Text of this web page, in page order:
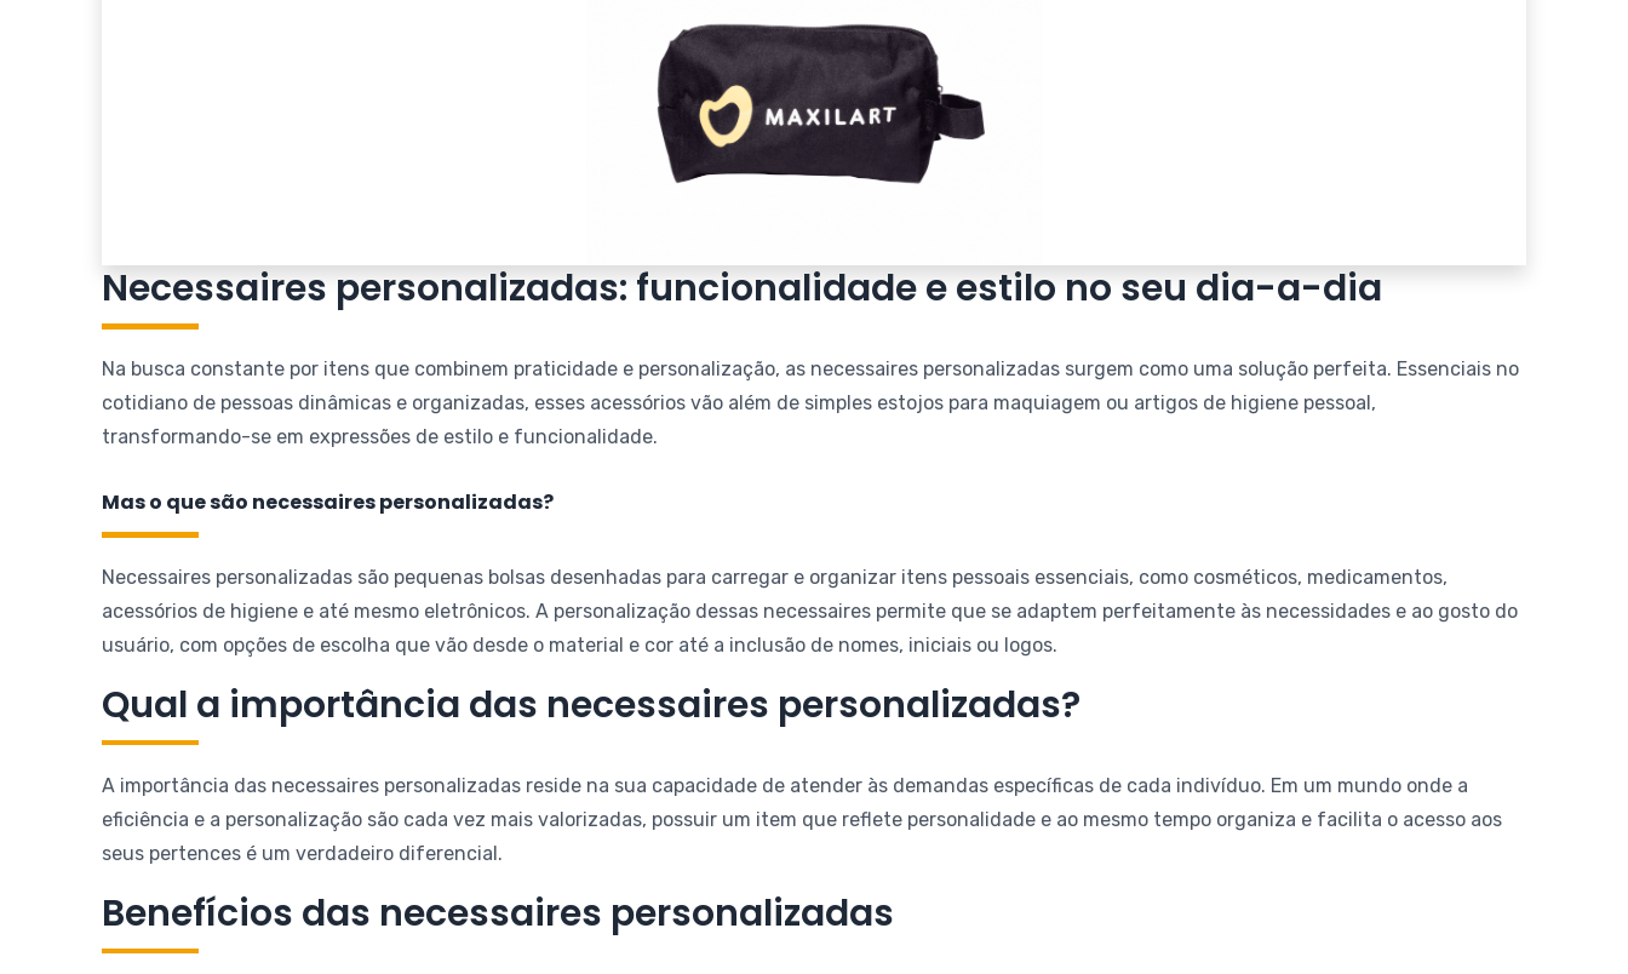
Necessaires personalizadas: funcionalidade e estilo no seu dia-a-dia
Na busca constante por itens que combinem praticidade e personalização, as necessaires personalizadas surgem como uma solução perfeita. Essenciais no
cotidiano de pessoas dinâmicas e organizadas, esses acessórios vão além de simples estojos para maquiagem ou artigos de higiene pessoal,
transformando-se em expressões de estilo e funcionalidade.
Mas o que são necessaires personalizadas?
Necessaires personalizadas são pequenas bolsas desenhadas para carregar e organizar itens pessoais essenciais, como cosméticos, medicamentos,
acessórios de higiene e até mesmo eletrônicos. A personalização dessas necessaires permite que se adaptem perfeitamente às necessidades e ao gosto do
usuário, com opções de escolha que vão desde o material e cor até a inclusão de nomes, iniciais ou logos.
Qual a importância das necessaires personalizadas?
A importância das necessaires personalizadas reside na sua capacidade de atender às demandas específicas de cada indivíduo. Em um mundo onde a
eficiência e a personalização são cada vez mais valorizadas, possuir um item que reflete personalidade e ao mesmo tempo organiza e facilita o acesso aos
seus pertences é um verdadeiro diferencial.
Benefícios das necessaires personalizadas